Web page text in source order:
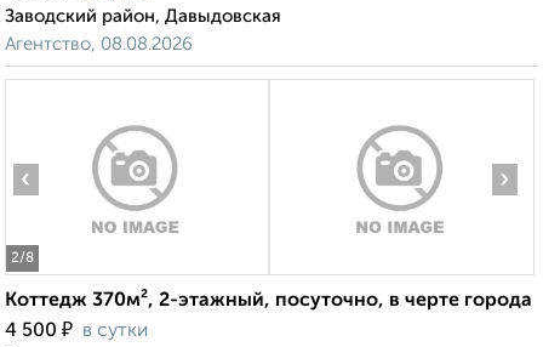
Заводский район, Давыдовская
Агентство, 08.08.2026
2/8
‹ ›
Коттедж 370м², 2-этажный, посуточно, в черте города
4 500 ₽ в сутки